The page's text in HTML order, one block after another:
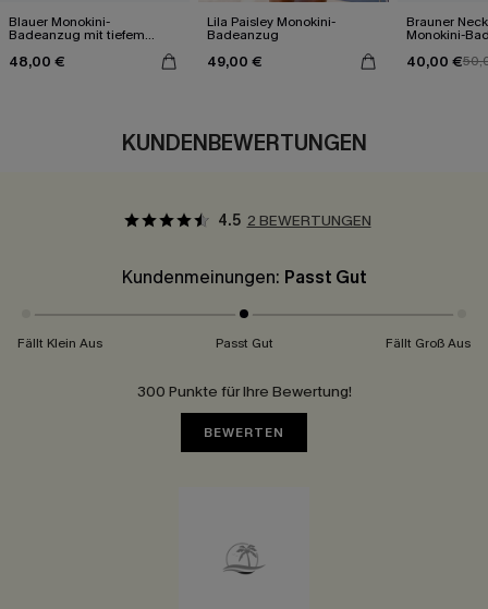
Blauer Monokini-
Badeanzug mit tiefem
Kreuzträgern
48,00 €
Lila Paisley Monokini-
Badeanzug
49,00 €
Brauner
Monokini-
40,00 €
KUNDENBEWERTUNGEN
4.5 2 BEWERTUNGEN
Kundenmeinungen: Passt Gut
Fällt Klein Aus Passt Gut Fällt Groß Aus
300 Punkte für Ihre Bewertung!
BEWERTEN